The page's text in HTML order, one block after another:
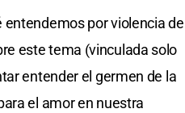
entendemos por violencia de
este tema (vinculada solo
entender el germen de la
el amor en nuestra